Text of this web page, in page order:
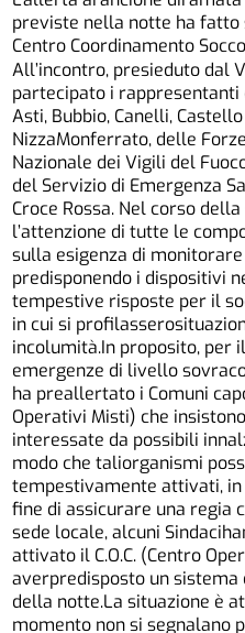
previste nella notte ha
Centro Coordinamento
All’incontro, presieduto dal
partecipato i rappresentanti
Asti, Bubbio, Canelli, Castello
NizzaMonferrato, delle
Nazionale dei Vigili del
del Servizio di Emergenza
Croce Rossa. Nel corso
l’attenzione di tutte le
sulla esigenza di
predisponendo i dispositivi
tempestive risposte per il
in cui si
incolumità.In proposito, per
emergenze di livello
ha preallertato i Comuni
Operativi Misti) che
interessate da possibili
modo che taliorganismi
tempestivamente attivati,
fine di assicurare una regia
sede locale, alcuni
attivato il C.O.C. (Centro
averpredisposto un
della notte.La situazione è
momento non si segnalano